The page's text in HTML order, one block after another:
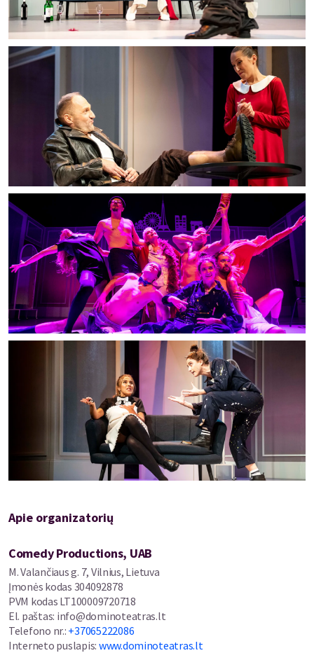
Apie organizatorių
Comedy Productions, UAB
M. Valančiaus g. 7, Vilnius, Lietuva
Įmonės kodas 304092878
PVM kodas LT100009720718
El. paštas: info@dominoteatras.lt
Telefono nr.: +37065222086
Interneto puslapis: www.dominoteatras.lt